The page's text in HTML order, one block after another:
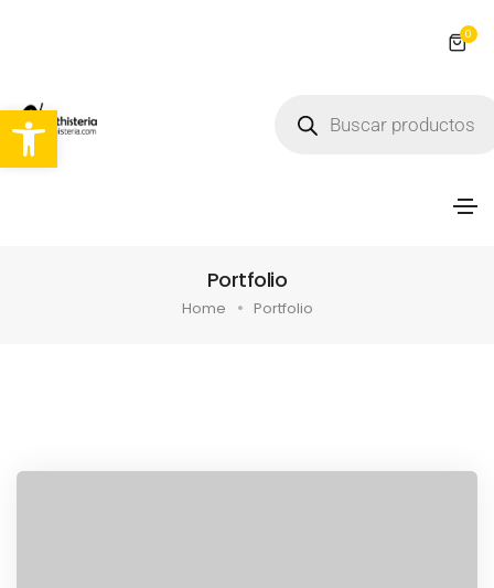
Abrir barra de herramientas
0
Portfolio
Home Portfolio